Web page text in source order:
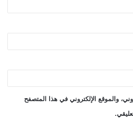
والموقع الإلكتروني في هذا المتصفح